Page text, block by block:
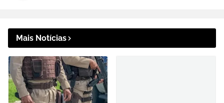
Mais Notícias